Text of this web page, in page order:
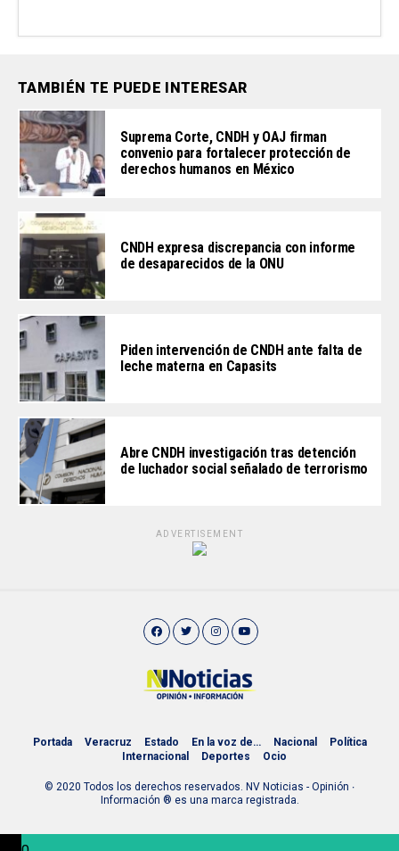
TAMBIÉN TE PUEDE INTERESAR
Suprema Corte, CNDH y OAJ firman
convenio para fortalecer protección de
derechos humanos en México
CNDH expresa discrepancia con informe
de desaparecidos de la ONU
Piden intervención de CNDH ante falta de
leche materna en Capasits
Abre CNDH investigación tras detención
de luchador social señalado de terrorismo
ADVERTISEMENT
Portada Veracruz Estado En la voz de… Nacional
Política
Internacional
Deportes Ocio
© 2020 Todos los derechos reservados. NV Noticias - Opinión ∙
Información ® es una marca registrada.